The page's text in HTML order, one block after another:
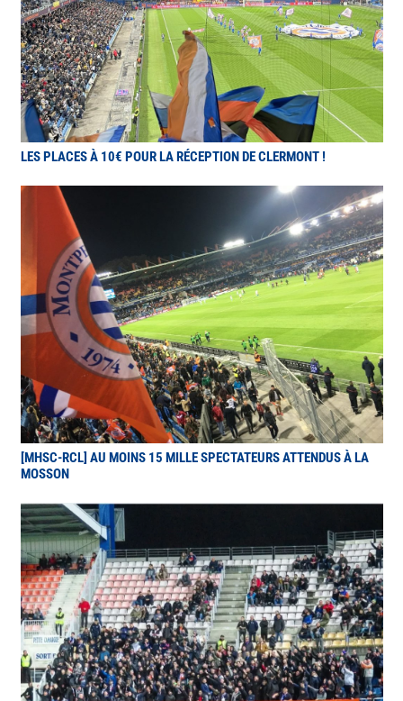
LES PLACES À 10€ POUR LA RÉCEPTION DE CLERMONT !
[MHSC-RCL] AU MOINS 15 MILLE SPECTATEURS ATTENDUS À LA
MOSSON